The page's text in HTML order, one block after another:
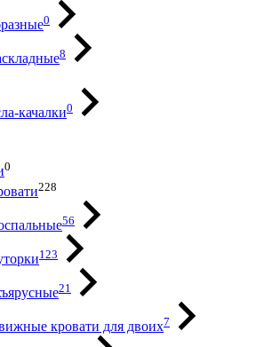
0
8
качалки0
0
228
56
123
21
кровати для двоих7